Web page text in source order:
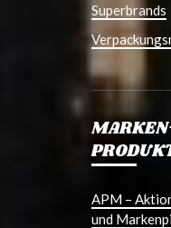
Superbrands
APM –
und